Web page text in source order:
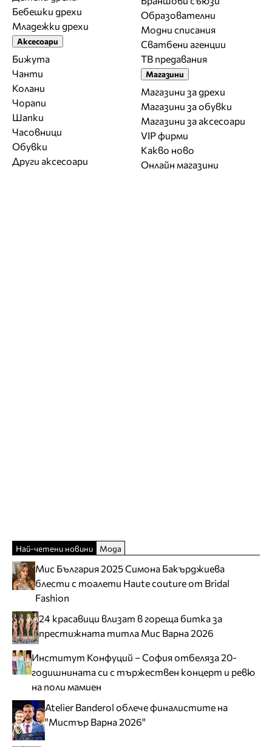
Бебешки дрехи
Младежки дрехи
Аксесоари
Бижута
Чанти
Колани
Чорапи
Шапки
Часовници
Обувки
Други аксесоари
Образователни
Модни списания
Сватбени агенции
ТВ предавания
Магазини
Магазини за дрехи
Магазини за обувки
Магазини за aксесоари
VIP фирми
Какво ново
Онлайн магазини
Най-четени новини Мода
Мис България 2025 Симона Бакърджиева
блести с тоалети Haute couture от Bridal
Fashion
24 красавици влизат в гореща битка за
престижната титла Мис Варна 2026
Институт Конфуций – София отбеляза 20-
годишнината си с тържествен концерт и ревю
на поли мамиен
Atelier Banderol облече финалистите на
"Мистър Варна 2026"